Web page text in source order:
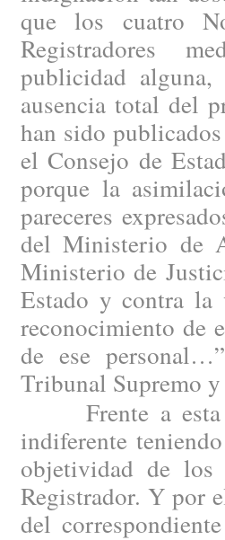
que los cuatro
Registradores
publicidad
ausencia total del
han sido
el Consejo de
porque la
pareceres
del Ministerio de
Ministerio de
Estado y contra
reconocimiento de
de ese
Tribunal Supremo
Frente a esta
indiferente
objetividad de
Registrador. Y por
del